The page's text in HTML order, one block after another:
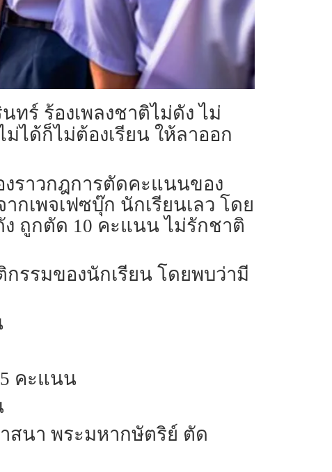
ทร์ ร้องเพลงชาติไม่ดัง ไม่
ได้ก็ไม่ต้องเรียน ให้ลาออก
งราวกฎการตัดคะแนนของ
กเพจเฟซบุ๊ก นักเรียนเลว โดย
ง ถูกตัด 10 คะแนน ไม่รักชาติ
รรมของนักเรียน โดยพบว่ามี
5 คะแนน
สนา พระมหากษัตริย์ ตัด